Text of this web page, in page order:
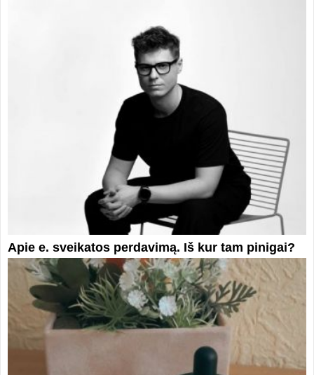
Apie e. sveikatos perdavimą. Iš kur tam pinigai?